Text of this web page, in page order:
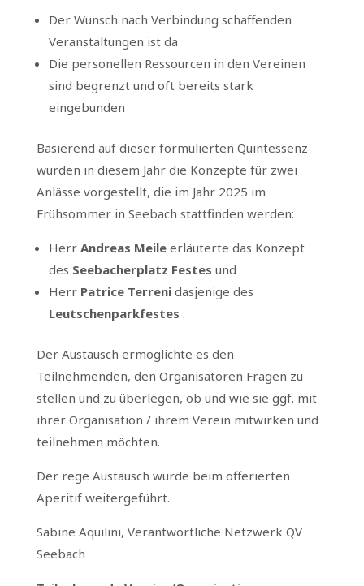
Der Wunsch nach Verbindung schaffenden
Veranstaltungen ist da
Die personellen Ressourcen in den Vereinen
sind begrenzt und oft bereits stark
eingebunden
Basierend auf dieser formulierten Quintessenz
wurden in diesem Jahr die Konzepte für zwei
Anlässe vorgestellt, die im Jahr 2025 im
Frühsommer in Seebach stattfinden werden:
Herr Andreas Meileerläuterte das Konzept
des Seebacherplatz Festes und
Herr Patrice Terrenidasjenige des
Leutschenparkfestes .
Der Austausch ermöglichte es den
Teilnehmenden, den Organisatoren Fragen zu
stellen und zu überlegen, ob und wie sie ggf. mit
ihrer Organisation / ihrem Verein mitwirken und
teilnehmen möchten.
Der rege Austausch wurde beim offerierten
Aperitif weitergeführt.
Sabine Aquilini, Verantwortliche Netzwerk QV
Seebach